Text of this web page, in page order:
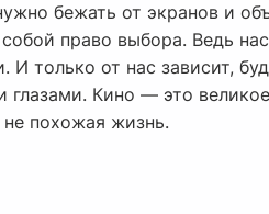
бежать от экранов и
право выбора. Ведь
И только от нас зависит,
Кино — это
не похожая жизнь.